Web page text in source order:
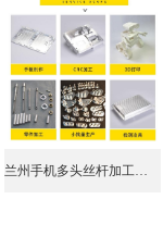
兰州手机多头丝杆加工报价 免费咨询